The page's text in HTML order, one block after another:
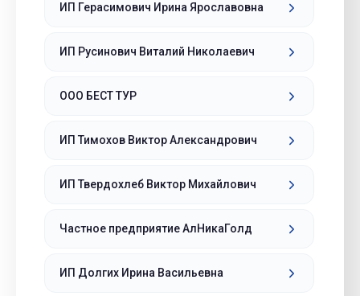
ИП Герасимович Ирина Ярославовна
ИП Русинович Виталий Николаевич
ООО БЕСТ ТУР
ИП Тимохов Виктор Александрович
ИП Твердохлеб Виктор Михайлович
Частное предприятие АлНикаГолд
ИП Долгих Ирина Васильевна